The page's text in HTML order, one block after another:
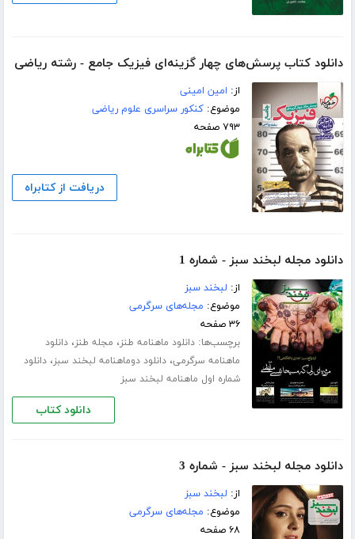
دانلود کتاب پرسش‌های چهار گزینه‌ای فیزیک جامع - رشته ریاضی
از: امین امینی
موضوع:کنکور سراسری علوم ریاضی
۷۹۳ صفحه
دریافت از کتابراه
دانلود مجله لبخند سبز - شماره 1
از: لبخند سبز
موضوع: مجله‌های سرگرمی
۳۶ صفحه
برچسب‌ها:دانلود ماهنامه طنز، مجله طنز،دانلود
ماهنامه سرگرمی،دانلود دوماهنامه لبخند سبز،دانلود
شماره اول ماهنامه لبخند سبز
دانلود کتاب
دانلود مجله لبخند سبز - شماره 3
از: لبخند سبز
موضوع: مجله‌های سرگرمی
۶۸ صفحه